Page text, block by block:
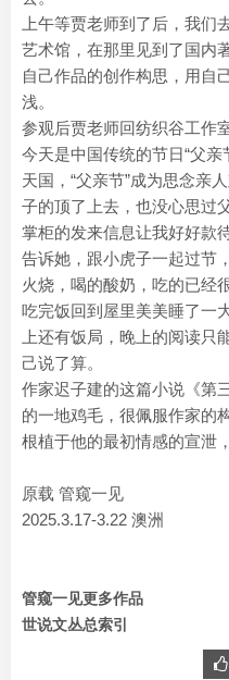
上午等贾老师到了后，我
艺术馆，在那里见到了国内
自己作品的创作构思，用自
浅。
参观后贾老师回纺织谷工作
今天是中国传统的节日“父
天国，“父亲节”成为思念亲
子的顶了上去，也没心思过
掌柜的发来信息让我好好款
告诉她，跟小虎子一起过节
火烧，喝的酸奶，吃的已经
吃完饭回到屋里美美睡了一
上还有饭局，晚上的阅读只
己说了算。
作家迟子建的这篇小说《第
的一地鸡毛，很佩服作家的
根植于他的最初情感的宣泄
原载 管窥一见
2025.3.17-3.22 澳洲
管窥一见更多作品
世说文丛总索引